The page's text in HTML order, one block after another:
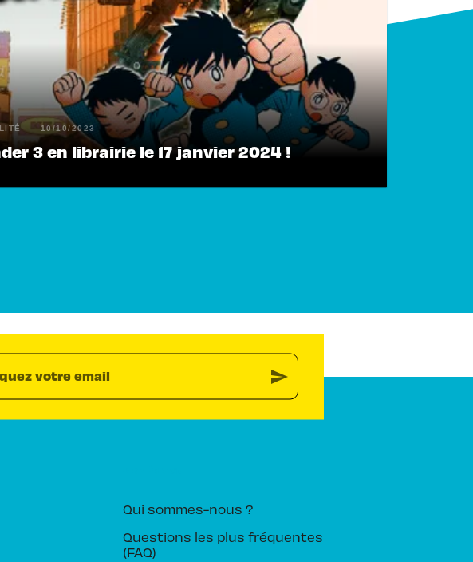
10/10/2023
3 en librairie le 17 janvier 2024 !
votre email send
Qui sommes-nous ?
Questions les plus fréquentes
(FAQ)